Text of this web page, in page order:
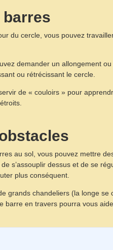
barres
du cercle, vous pouvez
demander un allongement
ou rétrécissant le cercle.
de « couloirs » pour
au sol, vous pouvez mettre
s’assouplir dessus et de se
plus conséquent.
grands chandeliers (la longe se
barre en travers pourra vous